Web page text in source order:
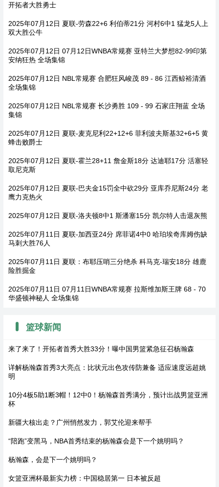
开拓者大胜勇士
2025年07月12日 夏联-劳森22+6 利伯蒂21分 河村6中1 猛龙5人上
双大胜公牛
2025年07月12日 07月12日WNBA常规赛 亚特兰大梦想82-99印第
安纳狂热 全场集锦
2025年07月12日 NBL常规赛 合肥狂风峻茂 89 - 86 江西鲸裕清酒
全场集锦
2025年07月12日 NBL常规赛 长沙勇胜 109 - 99 石家庄翔蓝 全场
集锦
2025年07月12日 夏联-麦克尼利22+12+6 菲利波夫斯基32+6+5 黄
蜂击败爵士
2025年07月12日 夏联-霍兰28+11 詹金斯18分 达迪耶17分 活塞轻
取尼克斯
2025年07月12日 夏联-巴夫金15罚全中砍29分 亚库乔尼斯24分 老
鹰力克热火
2025年07月12日 夏联-洛夫顿8中1 斯潘塞15分 凯尔特人击退灰熊
2025年07月11日 夏联-加西亚24分 席菲诺4中0 哈珀埃奇库姆伤缺
马刺大胜76人
2025年07月11日 夏联：布耶压哨三分绝杀 科马克-瑞安18分 雄鹿
险胜掘金
2025年07月11日 07月11日WNBA常规赛 拉斯维加斯王牌 68 - 70
华盛顿神秘人 全场集锦
篮球新闻
来了来了！开拓者首秀大胜33分！曝中国男篮紧急征召杨瀚森
详解杨瀚森首秀3大亮点：比状元出色攻传防兼备 适应速度远超姚
明
10分4板5助1断3帽！12中0！杨瀚森首秀满分，预计出战男篮亚洲
杯
新疆大核出走？广州悄然发力，郭艾伦迎来帮手
“陪跑”变黑马，NBA首秀结束的杨瀚森会是下一个姚明吗？
杨瀚森，会是下一个姚明吗？
女篮亚洲杯最新实力榜：中国稳居第一 日本被反超